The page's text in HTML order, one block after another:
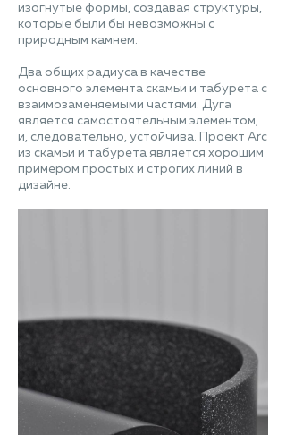
изогнутые формы, создавая структуры,
которые были бы невозможны с
природным камнем.
Два общих радиуса в качестве
основного элемента скамьи и табурета с
взаимозаменяемыми частями. Дуга
является самостоятельным элементом,
и, следовательно, устойчива. Проект Arc
из скамьи и табурета является хорошим
примером простых и строгих линий в
дизайне.